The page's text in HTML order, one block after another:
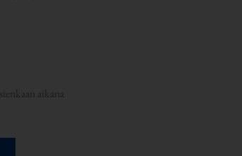
aikana